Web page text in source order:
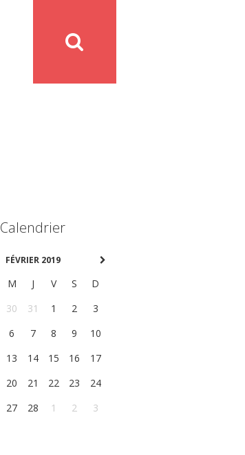
Calendrier
FÉVRIER 2019
M J V S
D
30 31 1 2
3
6 7 8 9
10
13 14 15 16
17
20 21 22 23
24
27 28 1 2 3